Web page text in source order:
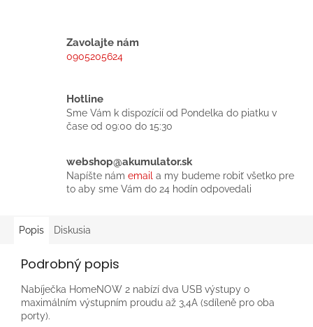
Zavolajte nám
0905205624
Hotline
Sme Vám k dispozícií od Pondelka do piatku v
čase od 09:00 do 15:30
webshop@akumulator.sk
Napíšte nám email a my budeme robiť všetko pre
to aby sme Vám do 24 hodín odpovedali
Popis Diskusia
Podrobný popis
Nabíječka HomeNOW 2 nabízí dva USB výstupy o
maximálním výstupním proudu až 3,4A (sdíleně pro oba
porty).